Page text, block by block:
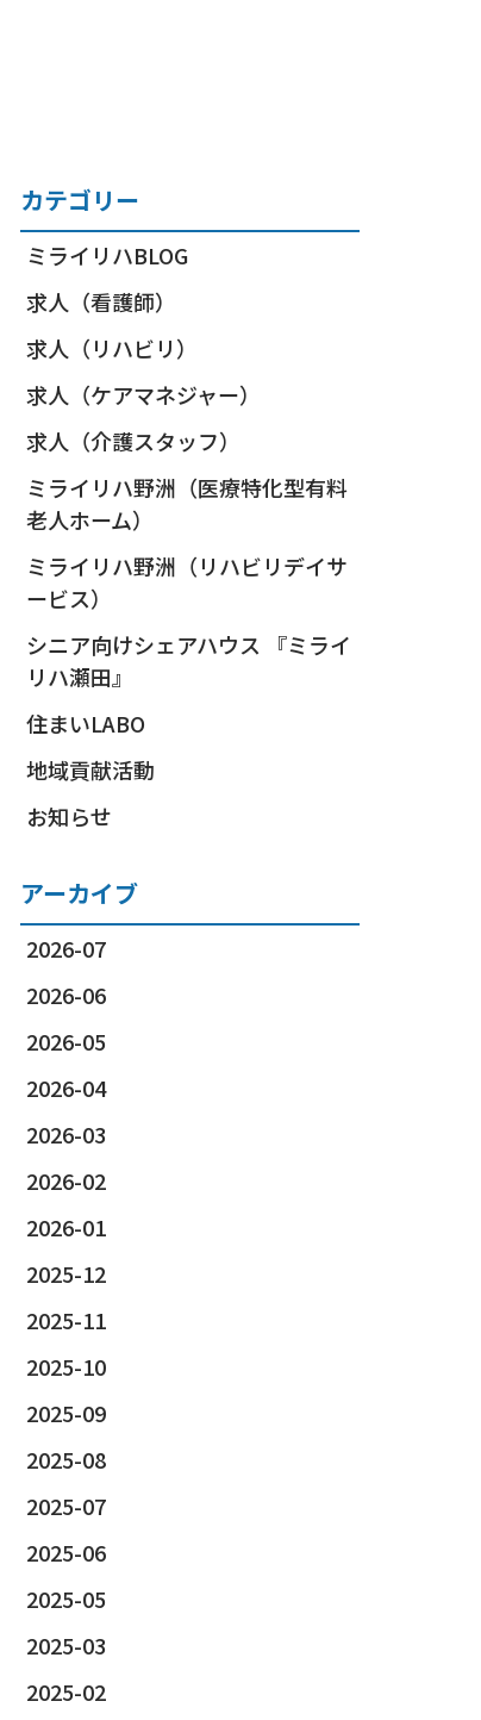
カテゴリー
ミライリハBLOG
求人（看護師）
求人（リハビリ）
求人（ケアマネジャー）
求人（介護スタッフ）
ミライリハ野洲（医療特化型有料
老人ホーム）
ミライリハ野洲（リハビリデイサ
ービス）
シニア向けシェアハウス 『ミライ
リハ瀬田』
住まいLABO
地域貢献活動
お知らせ
アーカイブ
2026-07
2026-06
2026-05
2026-04
2026-03
2026-02
2026-01
2025-12
2025-11
2025-10
2025-09
2025-08
2025-07
2025-06
2025-05
2025-03
2025-02